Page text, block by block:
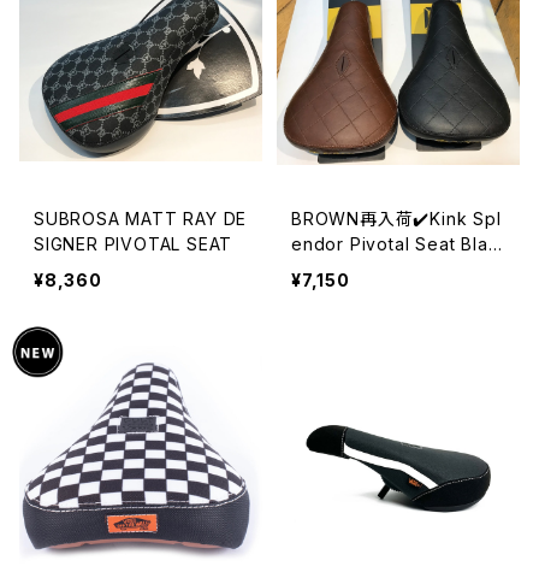
SUBROSA MATT RAY DE
SIGNER PIVOTAL SEAT
¥8,360
BROWN再入荷✔️Kink Spl
endor Pivotal Seat Blac
k,Brown
¥7,150